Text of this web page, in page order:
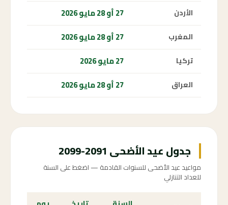
الأردن 27 أو 28 مايو 2026
المغرب 27 أو 28 مايو 2026
تركيا 27 مايو 2026
العراق 27 أو 28 مايو 2026
جدول عيد الأضحى 2091-2099
مواعيد عيد الأضحى للسنوات القادمة — اضغط على السنة
للعداد التنازلي